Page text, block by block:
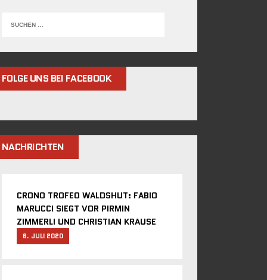
FOLGE UNS BEI FACEBOOK
NACHRICHTEN
CRONO TROFEO WALDSHUT: FABIO
MARUCCI SIEGT VOR PIRMIN
ZIMMERLI UND CHRISTIAN KRAUSE
6. JULI 2020